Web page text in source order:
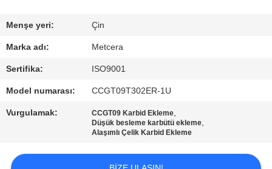
SITE
HARITASI
GIZLILIK
POLITIKASI
Menşe yeri: Çin
Marka adı: Metcera
Sertifika: ISO9001
Model numarası: CCGT09T302ER-1U
Vurgulamak: CCGT09 Karbid Ekleme,
Düşük besleme karbütü ekleme,
Alaşımlı Çelik Karbid Ekleme